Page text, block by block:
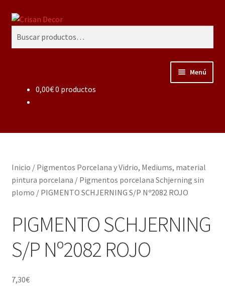
Ir
Ir
contenido
Buscar
Menú
Regalos infantiles, vajillas y canastillas bebé
Regalo personalizado, estuches copas grabadas, regalo
Accesorios de baños rústicos y modernos
Porcelana blanca Profesional y Hostelería
Pigmentos Porcelana y Vidrio, Mediums, material pintura
0,00€0 productos
Inicio / Pigmentos Porcelana y Vidrio, Mediums, material
pintura porcelana / Pigmentos porcelana Schjerning sin
plomo / PIGMENTO SCHJERNING S/P Nº2082 ROJO
PIGMENTO SCHJERNING
S/P Nº2082 ROJO
7,30€